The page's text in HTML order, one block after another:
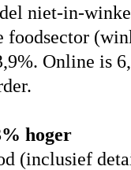
niet-in-
foodsector
Online is
hoger
(inclusief